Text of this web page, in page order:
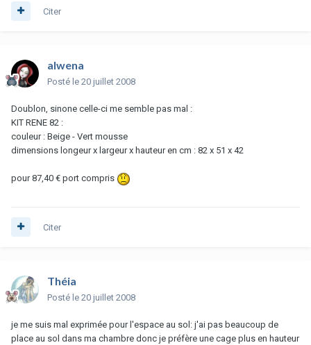
Citer
alwena
Posté le 20 juillet 2008
Doublon, sinone celle-ci me semble pas mal :
KIT RENE 82 :
couleur : Beige - Vert mousse
dimensions longeur x largeur x hauteur en cm : 82 x 51 x 42
pour 87,40 € port compris
Citer
Théia
Posté le 20 juillet 2008
je me suis mal exprimée pour l'espace au sol: j'ai pas beaucoup de
place au sol dans ma chambre donc je préfère une cage plus en hauteur